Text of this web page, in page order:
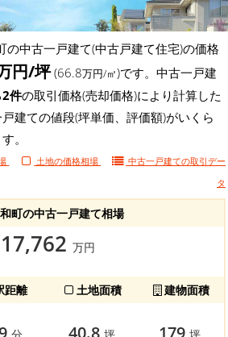
の中古一戸建て(中古戸建て住宅)の価格
円/坪(66.8万円/㎡)です。中古一戸建
2件の取引価格(売却価格)により計算した
建ての値段(坪単価、評価額)がいくら
。
土地の価格相場 中古一戸建ての取引デー
タ
町の中古一戸建て相場
17,762 万円
距離 土地面積 建物面積
40.8 179